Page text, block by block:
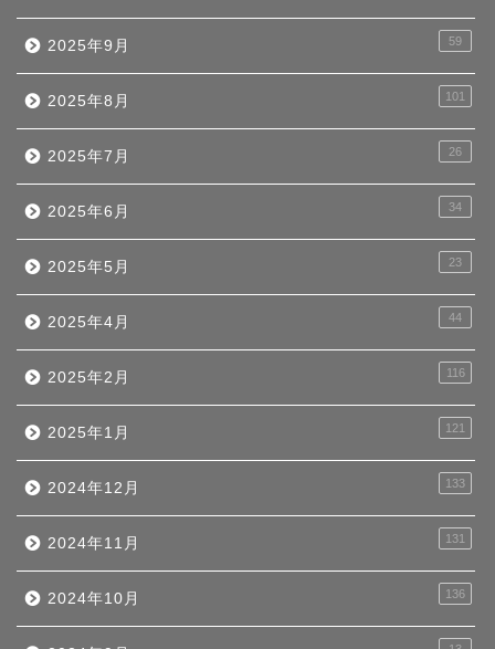
2025年9月 59
2025年8月 101
2025年7月 26
2025年6月 34
2025年5月 23
2025年4月 44
2025年2月 116
2025年1月 121
2024年12月 133
2024年11月 131
2024年10月 136